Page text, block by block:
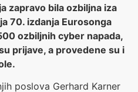
zapravo bila ozbiljna iza
70. izdanja Eurosonga
ozbiljnih cyber napada,
prijave, a provedene su i
poslova Gerhard Karner